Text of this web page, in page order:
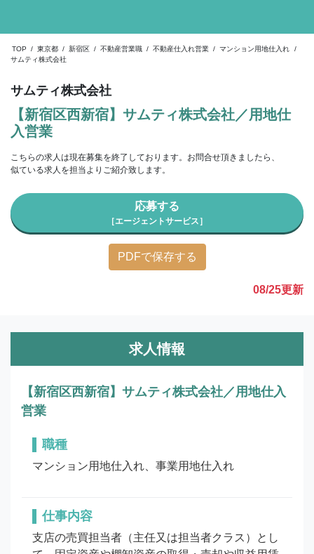
TOP / 東京都 / 新宿区 / 不動産営業職 / 不動産仕入れ営業 / マンション用地仕入れ
/
サムティ株式会社
サムティ株式会社
【新宿区西新宿】サムティ株式会社／用地仕
入営業
こちらの求人は現在募集を終了しております。お問合せ頂きましたら、
似ている求人を担当よりご紹介致します。
応募する
［エージェントサービス］
PDFで保存する
08/25更新
求人情報
【新宿区西新宿】サムティ株式会社／用地仕入
営業
職種
マンション用地仕入れ、事業用地仕入れ
仕事内容
支店の売買担当者（主任又は担当者クラス）とし